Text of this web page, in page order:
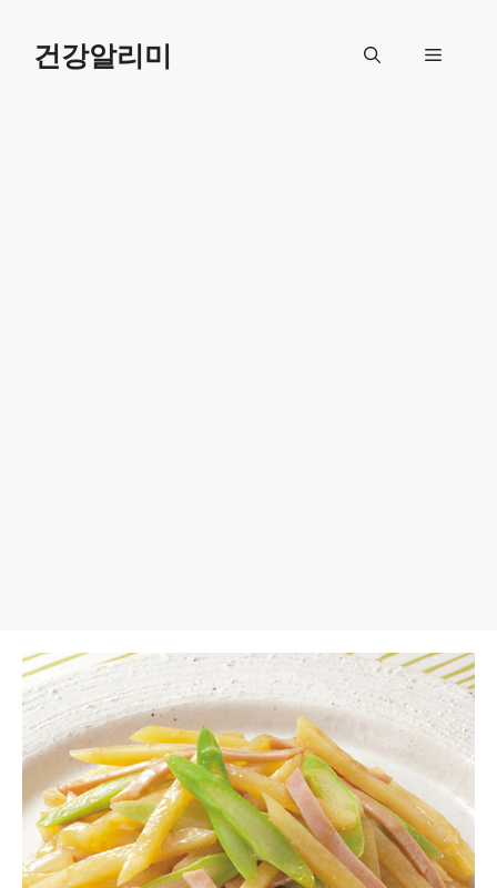
건강알리미 메